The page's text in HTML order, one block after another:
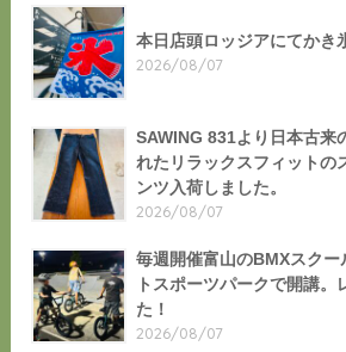
本日店頭ロッジアにてかき
2026/08/07
SAWING 831より日本古来
れたリラックスフィットの
ンツ入荷しました。
2026/08/07
毎週開催富山のBMXスク
トスポーツパークで開講。
た！
2026/08/07